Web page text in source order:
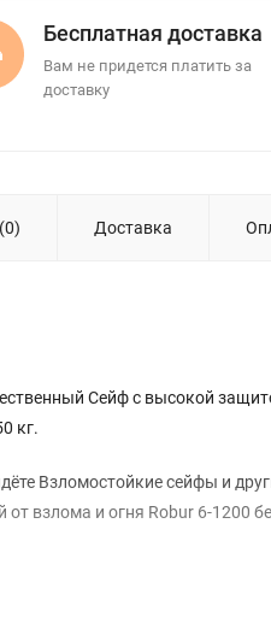
Бесплатная доставка
Вам не придется платить за
доставку
Доставка
Сейф с высокой
кг.
Взломостойкие сейфы и
взлома и огня Robur 6-1200